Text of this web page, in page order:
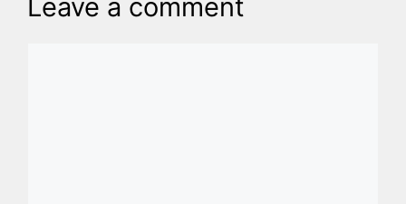
Leave a comment